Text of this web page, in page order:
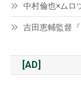
中村倫也×ムロ
吉田恵輔監督
[AD]